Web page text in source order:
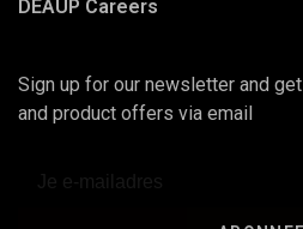
DEAUP Careers
Sign up for our newsletter and
and product offers via email